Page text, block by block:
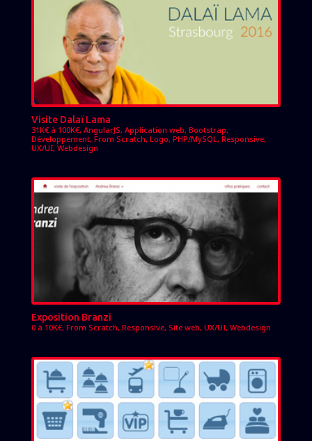
Visite Dalaï Lama
31K€ à 100K€, AngularJS, Application web, Bootstrap,
Développement, From Scratch, Logo, PHP/MySQL, Responsive,
UX/UI, Webdesign
Exposition Branzi
0 à 10K€, From Scratch, Responsive, Site web, UX/UI, Webdesign